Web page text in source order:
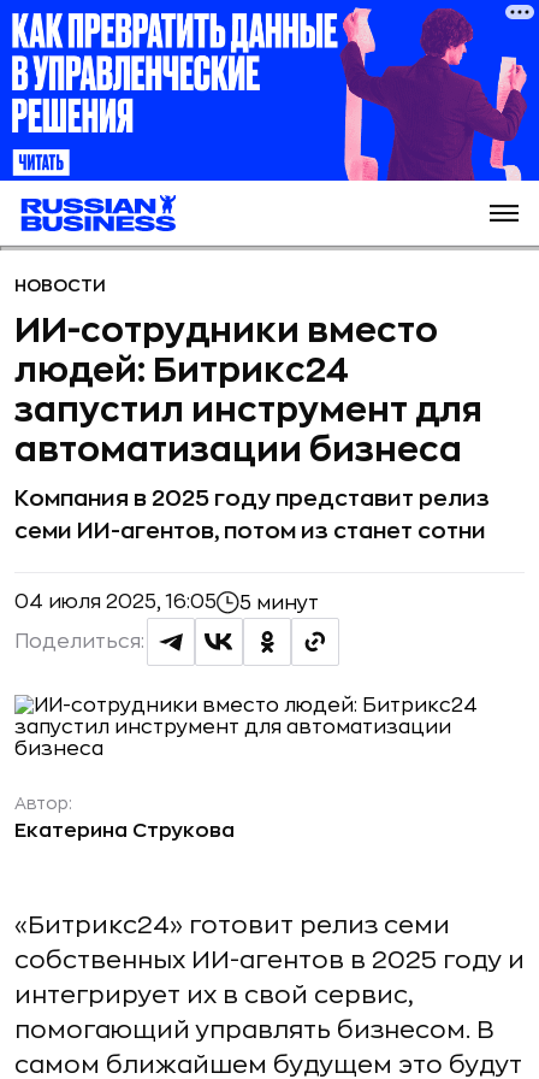
НОВОСТИ
ИИ-сотрудники вместо
людей: Битрикс24
запустил инструмент для
автоматизации бизнеса
Компания в 2025 году представит релиз
семи ИИ-агентов, потом из станет сотни
04 июля 2025, 16:05 5 минут
Поделиться:
Автор:
Екатерина Струкова
«Битрикс24» готовит релиз семи
собственных ИИ-агентов в 2025 году и
интегрирует их в свой сервис,
помогающий управлять бизнесом. В
самом ближайшем будущем это будут